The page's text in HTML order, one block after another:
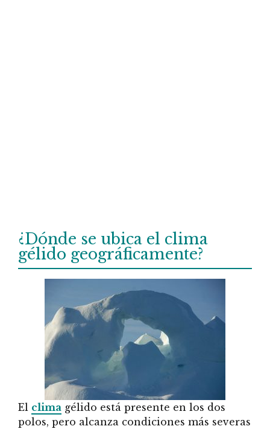
¿Dónde se ubica el clima
gélido geográficamente?
El clima gélido está presente en los dos
polos, pero alcanza condiciones más severas